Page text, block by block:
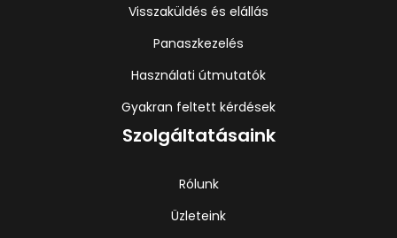
Visszaküldés és elállás
Panaszkezelés
Használati útmutatók
Gyakran feltett kérdések
Szolgáltatásaink
Rólunk
Üzleteink